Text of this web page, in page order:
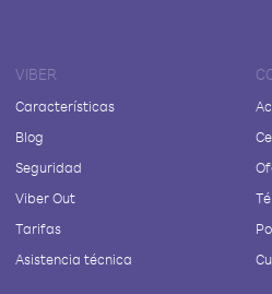
VIBER
Características
Blog
Seguridad
Viber Out
Tarifas
Asistencia técnica